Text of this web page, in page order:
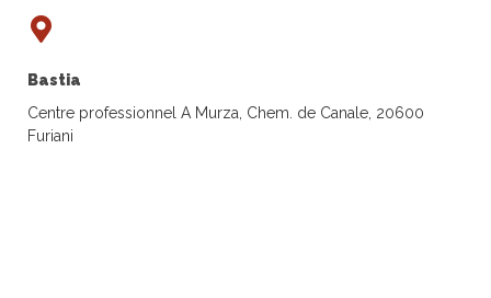
Bastia
Centre professionnel A Murza, Chem. de Canale, 20600
Furiani